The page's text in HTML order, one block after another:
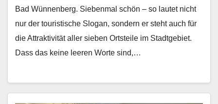
Bad Wünnenberg. Siebenmal schön – so lautet nicht
nur der touristische Slogan, sondern er steht auch für
die Attraktivität aller sieben Ortsteile im Stadtgebiet.
Dass das keine leeren Worte sind,…